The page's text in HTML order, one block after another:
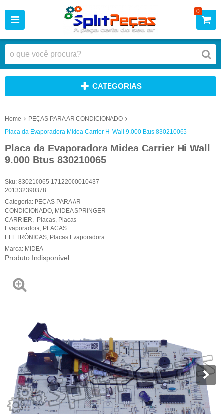
0
CATEGORIAS
Home
PEÇAS PARA AR CONDICIONADO
Placa da Evaporadora Midea Carrier Hi Wall 9.000 Btus 830210065
Placa da Evaporadora Midea Carrier Hi Wall
9.000 Btus 830210065
Sku: 830210065 17122000010437
201332390378
Categoria: PEÇAS PARA AR
CONDICIONADO MIDEA SPRINGER
CARRIER -Placas Placas
Evaporadora PLACAS
ELETRÔNICAS Placas Evaporadora
Marca: MIDEA
Produto Indisponível